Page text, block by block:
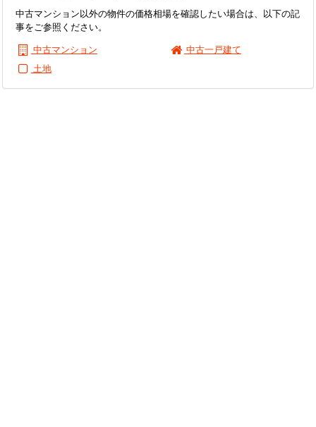
中古マンション以外の物件の価格相場を確認したい場合は、以下の記
事をご参照ください。
中古マンション
中古一戸建て
土地